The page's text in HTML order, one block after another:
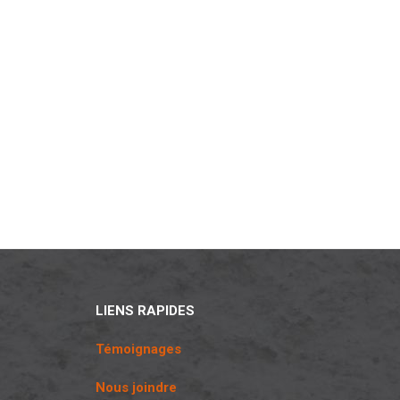
LIENS RAPIDES
Témoignages
Nous joindre